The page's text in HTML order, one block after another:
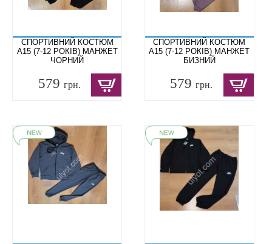
СПОРТИВНИЙ КОСТЮМ
A15 (7-12 РОКІВ) МАНЖЕТ
ЧОРНИЙ
579 грн.
СПОРТИВНИЙ КОСТЮМ
A15 (7-12 РОКІВ) МАНЖЕТ
БИЗНИЙ
579грн.